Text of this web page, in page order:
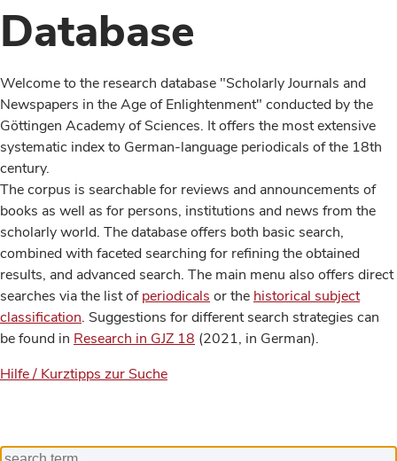
Database
Welcome to the research database "Scholarly Journals and
Newspapers in the Age of Enlightenment" conducted by the
Göttingen Academy of Sciences. It offers the most extensive
systematic index to German-language periodicals of the 18th
century.
The corpus is searchable for reviews and announcements of
books as well as for persons, institutions and news from the
scholarly world. The database offers both basic search,
combined with faceted searching for refining the obtained
results, and advanced search. The main menu also offers direct
searches via the list ofperiodicals or the historical subject
classification. Suggestions for different search strategies can
be found in Research in GJZ 18 (2021, in German).
Hilfe / Kurztipps zur Suche